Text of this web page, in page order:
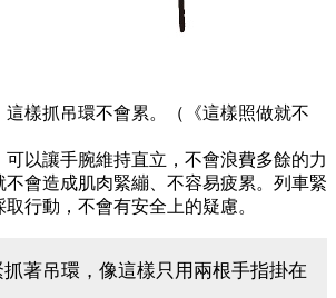
這樣抓吊環不會累。（《這樣照做就不
以讓手腕維持直立，不會浪費多餘的力
會造成肌肉緊繃、不容易疲累。列車緊
行動，不會有安全上的疑慮。
著吊環，像這樣只用兩根手指掛在